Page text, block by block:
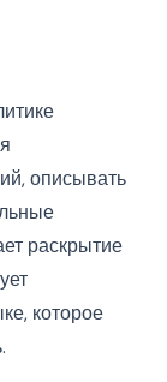
описывать
раскрытие
которое